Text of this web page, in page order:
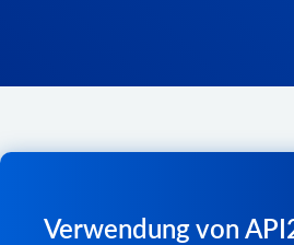
Verwendung von